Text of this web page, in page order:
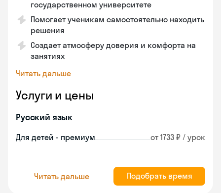
государственном университете
Помогает ученикам самостоятельно находить
решения
Создает атмосферу доверия и комфорта на
занятиях
Читать дальше
Услуги и цены
Русский язык
Для детей - премиум от 1733 ₽ / урок
Читать дальше Подобрать время